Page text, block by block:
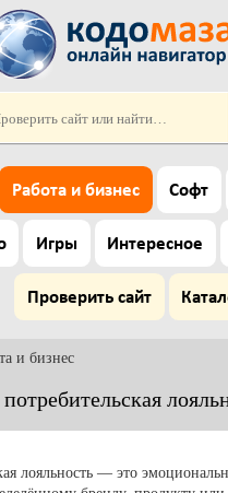
Работа и бизнес Софт
Игры Интересное
Проверить сайт
и бизнес
лояльность — это